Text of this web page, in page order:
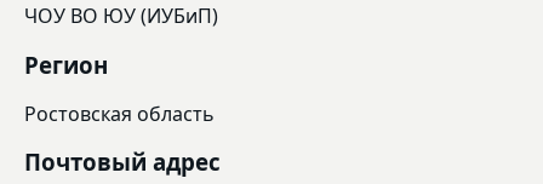
ЧОУ ВО ЮУ (ИУБиП)
Регион
Ростовская область
Почтовый адрес